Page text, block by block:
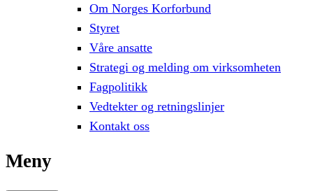
Om Norges Korforbund
Styret
Våre ansatte
Strategi og melding om virksomheten
Fagpolitikk
Vedtekter og retningslinjer
Kontakt oss
Meny